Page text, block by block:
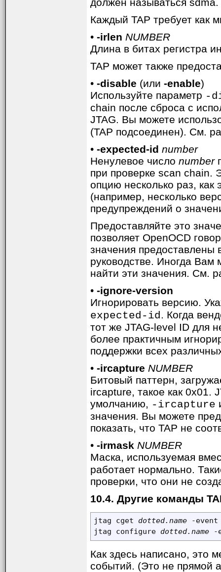
Каждый TAP требует как
• -irlen NUMBER
Длина в битах регистра
TAP может также
• -disable (или -enable)
Используйте параметр -
chain после сброса с
JTAG. Вы можете
(TAP подсоединен). См.
• -expected-id number
Ненулевое число number
при проверке scan chain.
опцию несколько раз,
(например, несколько
предупреждений о
Предоставляйте это
позволяет OpenOCD
значения предоставлены
руководстве. Иногда Вам
найти эти значения. См.
• -ignore-version
Игнорировать версию.
expected-id. Когда
тот же JTAG-level ID для
более практичным
поддержки всех
• -ircapture NUMBER
Битовый паттерн,
ircapture, такое как 0x01.
умолчанию, -ircapture
значения. Вы можете
показать, что TAP не
• -irmask NUMBER
Маска, используемая
работает нормально.
проверки, что они не
10.4. Другие команды
jtag cget dotted.name -
jtag configure dotted.name -
Как здесь написано, это
событий. (Это не прямой